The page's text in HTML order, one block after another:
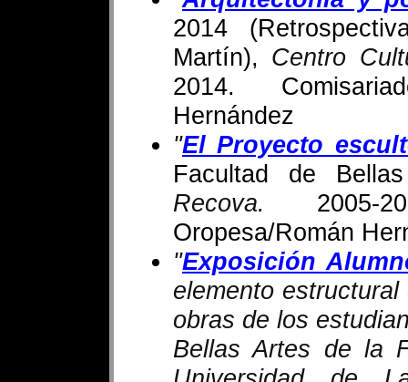
2014
Martín), Centro
2014.
Hernández
"El Proyecto
Facultad de
Recova.
2005-
Oropesa/Román
"Exposición
elemento
obras de los
Bellas Artes de la